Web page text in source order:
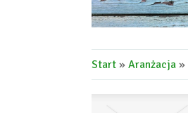
Start » Aranżacja »